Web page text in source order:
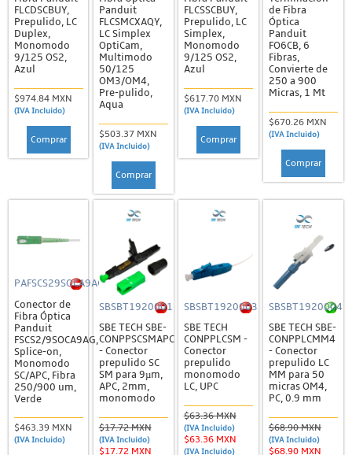
FLCDSCBUY,
Prepulido, LC
Duplex,
Monomodo
9/125 OS2,
Azul
$974.84 MXN
(IVA Incluido)
Comprar
Panduit
FLCSMCXAQY,
LC Simplex
OptiCam,
Multimodo
50/125
OM3/OM4,
Pre-pulido,
Aqua
$503.37 MXN
(IVA Incluido)
Comprar
FLCSSCBUY,
Prepulido, LC
Simplex,
Monomodo
9/125 OS2,
Azul
$617.70 MXN
(IVA Incluido)
Comprar
de Fibra
Óptica
Panduit
FO6CB, 6
Fibras,
Convierte de
250 a 900
Micras, 1 Mt
$670.26 MXN
(IVA Incluido)
Comprar
PAFSCS29SOCA9AG
Conector de
Fibra Óptica
Panduit
FSCS2/9SOCA9AG,
Splice-on,
Monomodo
SC/APC, Fibra
250/900 um,
Verde
$463.39 MXN
(IVA Incluido)
SBSBT1920001
SBE TECH SBE-
CONPPSCSMAPC
- Conector
prepulido SC
SM para 9µm,
APC, 2mm,
monomodo
$17.72 MXN
(IVA Incluido)
$17.72 MXN
SBSBT1920003
SBE TECH
CONPPLCSM -
Conector
prepulido
monomodo
LC, UPC
$63.36 MXN
(IVA Incluido)
$63.36 MXN
(IVA Incluido)
SBSBT1920004
SBE TECH SBE-
CONPPLCMM4
- Conector
prepulido LC
MM para 50
micras OM4,
PC, 0.9 mm
$68.90 MXN
(IVA Incluido)
$68.90 MXN